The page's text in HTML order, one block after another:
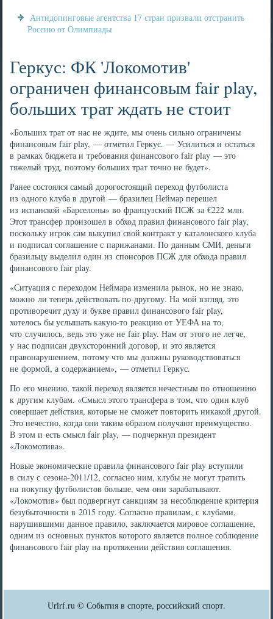
Антидопинговые агентства 17 стран призвали отстранить
Россию от Олимпиады
Геркус: ФК 'Локомотив'
ограничен финансовым fair play,
больших трат ждать не стоит
«Больших трат от нас не ждите, мы очень сильно ограничены
финансовым fair play, — отметил Геркус. — Усилиться и остаться
в рамках бюджета и требования финансового fair play — это
тяжелый труд, поэтому больших трат точно не будет».
Ранее состоялся самый дорогостоящий переход футболиста
из одного клуба в другой — бразилец Неймар перешел
из испанской «Барселоны» во французский ПСЖ за €222 млн.
Этот трансфер произошел в обход правил финансового fair play,
поскольку игрок сам выкупил свой контракт у каталонского клуба
и подписал соглашение с парижанами. По данным СМИ, деньги
бразильцу выделил один из спонсоров ПСЖ для обхода правил
финансового fair play.
«Ситуация с переходом Неймара изменила рынок, но не знаю,
можно ли теперь действовать по-другому. На мой взгляд, это
противоречит духу и букве правил финансового fair play,
хотелось бы услышать какую-то реакцию от УЕФА на то,
что случилось, ведь это уже не fair play. Нам от этого не легче,
у нас подписан двухсторонний договор, и это является
правонарушением, потому что мы должны руководствоваться
не формой, а содержанием», — отметил Геркус.
По его мнению, такой переход является нечестным по отношению
к другим клубам. «Смысл этого трансфера в том, что один клуб
совершает действия, которые не сможет повторить никакой другой.
Это нечестно, когда они таким образом получают преимущество.
В этом и есть смысл fair play, — подчеркнул президент
«Локомотива».
Новые экономические правила финансового fair play вступили
в силу с сезона-2011/12, согласно ним, клубы не могут тратить
на покупку футболистов больше, чем они зарабатывают.
«Локомотив» был подвергнут санкциям за несоблюдение критерия
безубыточности в 2015 году. Согласно правилам, с клубами,
нарушившими данное правило, заключается мировое соглашение,
одним из основных пунктов которого является полное соблюдение
финансового fair play на протяжении действия соглашения.
Urlrf.ru © События в спорте, российский спорт.